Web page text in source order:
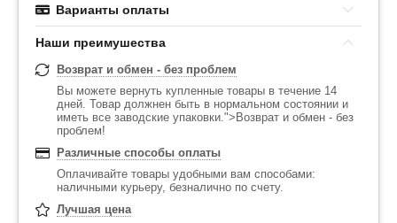
Варианты оплаты
Наши преимушества
Возврат и обмен - без проблем
Вы можете вернуть купленные товары в течение 14
дней. Товар должнен быть в нормальном состоянии и
иметь все заводские упаковки.">Возврат и обмен - без
проблем!
Различные способы оплаты
Оплачивайте товары удобными вам способами:
наличными курьеру, безналично по счету.
Лучшая цена